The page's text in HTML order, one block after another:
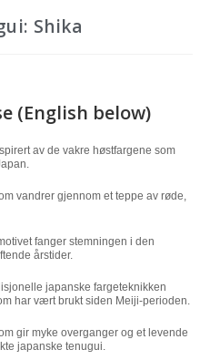
Shika
(English below)
av de vakre høstfargene som
vandrer gjennom et teppe av røde,
fanger stemningen i den
årstider.
japanske fargeteknikken
har vært brukt siden Meiji-perioden.
gir myke overganger og et levende
japanske tenugui.